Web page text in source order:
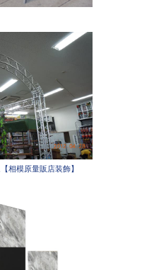
相模原量販店装飾】